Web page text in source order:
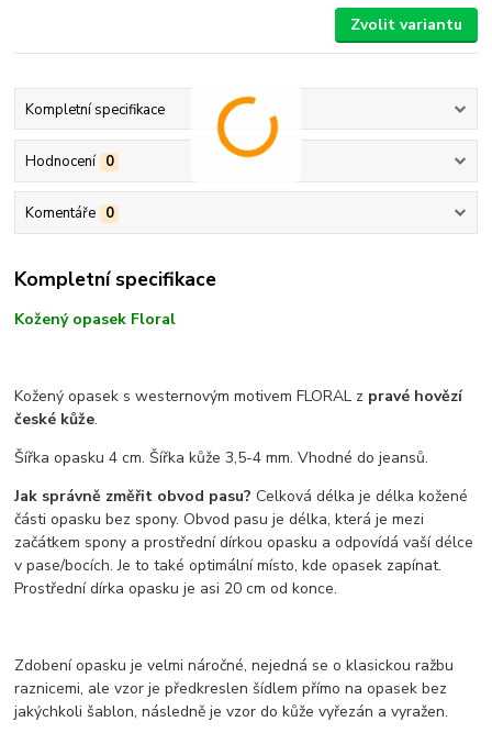
Zvolit variantu
Kompletní specifikace
Hodnocení 0
Komentáře 0
Kompletní specifikace
Kožený opasek Floral
Kožený opasek s westernovým motivem FLORAL z pravé hovězí
české kůže.
Šířka opasku 4 cm. Šířka kůže 3,5-4 mm. Vhodné do jeansů.
Jak správně změřit obvod pasu?Celková délka je délka kožené
části opasku bez spony. Obvod pasu je délka, která je mezi
začátkem spony a prostřední dírkou opasku a odpovídá vaší délce
v pase/bocích. Je to také optimální místo, kde opasek zapínat.
Prostřední dírka opasku je asi 20 cm od konce.
Zdobení opasku je velmi náročné, nejedná se o klasickou ražbu
raznicemi, ale vzor je předkreslen šídlem přímo na opasek bez
jakýchkoli šablon, následně je vzor do kůže vyřezán a vyražen.